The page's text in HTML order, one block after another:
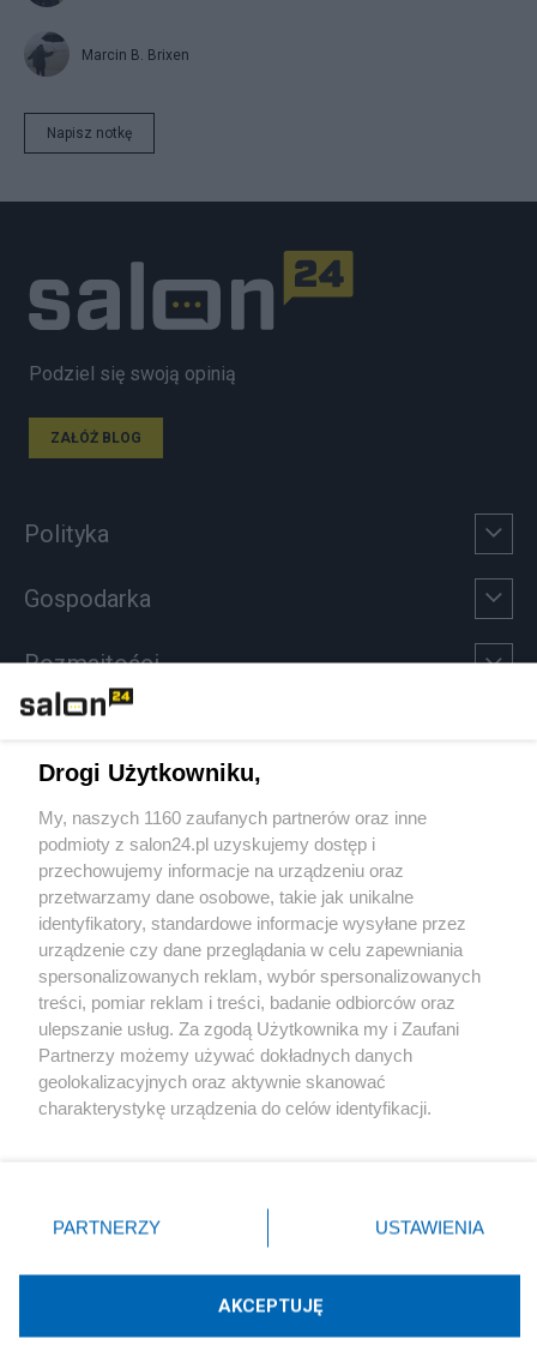
Marcin B. Brixen
Napisz notkę
Podziel się swoją opinią
ZAŁÓŻ BLOG
Polityka
Gospodarka
Rozmaitości
Sport
Społeczeństwo
Kultura
X Facebook Instagram Youtube
Technologię dostarcza:W3media.pl
Drogi Użytkowniku,
My, naszych 1160 zaufanych partnerów oraz inne
podmioty z salon24.pl uzyskujemy dostęp i
przechowujemy informacje na urządzeniu oraz
przetwarzamy dane osobowe, takie jak unikalne
identyfikatory, standardowe informacje wysyłane przez
urządzenie czy dane przeglądania w celu zapewniania
spersonalizowanych reklam, wybór spersonalizowanych
treści, pomiar reklam i treści, badanie odbiorców oraz
ulepszanie usług. Za zgodą Użytkownika my i Zaufani
Partnerzy możemy używać dokładnych danych
geolokalizacyjnych oraz aktywnie skanować
charakterystykę urządzenia do celów identyfikacji.
zmienić/wycofać klikając przycisk ustawień prywatności
znajdujący się w lewym dolnym rogu strony
rodzaje przetwarzania danych nie wymagają zgody
użytkownika, ale masz prawo sprzeciwić się takiemu
przetwarzaniu. Preferencje będą miały zastosowania tylko
PARTNERZY USTAWIENIA
AKCEPTUJĘ